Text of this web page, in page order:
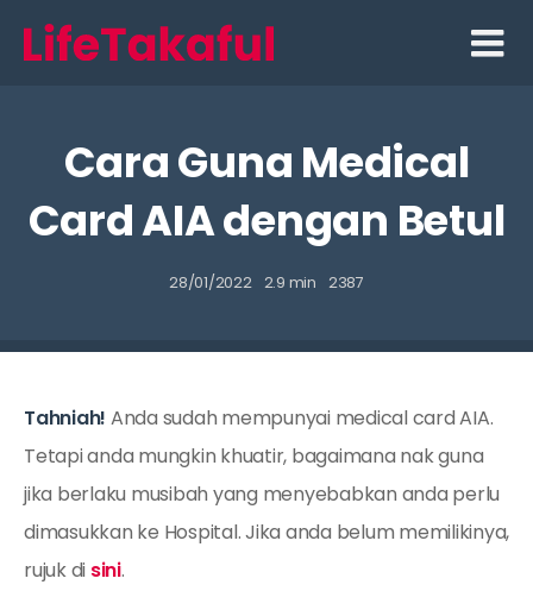
Cara Guna Medical
Card AIA dengan Betul
28/01/2022 2.9 min 2387
Tahniah! Anda sudah mempunyai medical card AIA.
Tetapi anda mungkin khuatir, bagaimana nak guna
jika berlaku musibah yang menyebabkan anda perlu
dimasukkan ke Hospital. Jika anda belum memilikinya,
rujuk di sini.